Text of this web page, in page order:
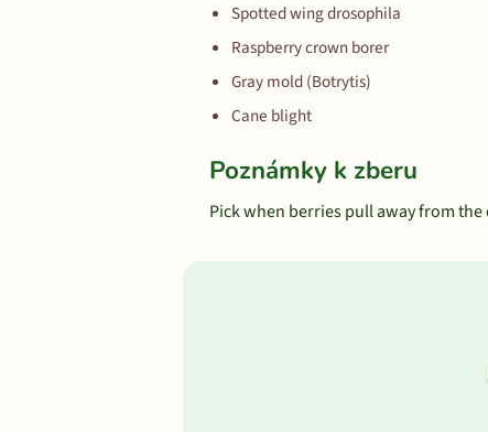
Spotted wing drosophila
Raspberry crown borer
Gray mold (Botrytis)
Cane blight
Poznámky k zberu
Pick when berries pull away from the